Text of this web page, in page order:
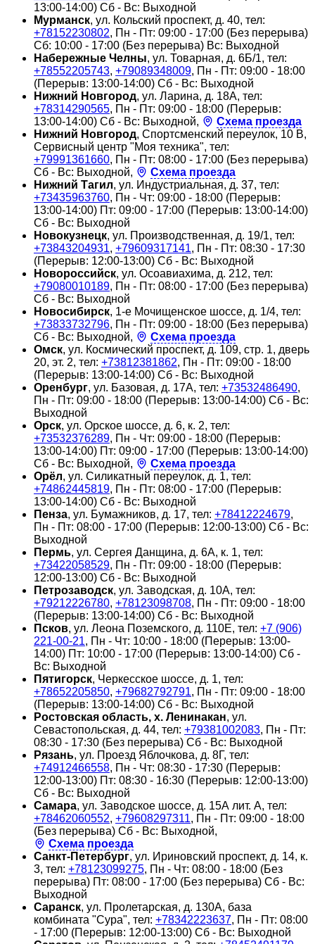
13:00-14:00) Сб - Вс: Выходной
Мурманск, ул. Кольский проспект, д. 40, тел:
+78152230802, Пн - Пт: 09:00 - 17:00 (Без перерыва)
Сб: 10:00 - 17:00 (Без перерыва) Вс: Выходной
Набережные Челны, ул. Товарная, д. 6Б/1, тел:
+78552205743, +79089348009, Пн - Пт: 09:00 - 18:00
(Перерыв: 13:00-14:00) Сб - Вс: Выходной
Нижний Новгород, ул. Ларина, д. 18А, тел:
+78314290565, Пн - Пт: 09:00 - 18:00 (Перерыв:
13:00-14:00) Сб - Вс: Выходной,
Схема проезда
Нижний Новгород, Спортсменский переулок, 10 В,
Сервисный центр "Моя техника", тел:
+79991361660, Пн - Пт: 08:00 - 17:00 (Без перерыва)
Сб - Вс: Выходной,
Схема проезда
Нижний Тагил, ул. Индустриальная, д. 37, тел:
+73435963760, Пн - Чт: 09:00 - 18:00 (Перерыв:
13:00-14:00) Пт: 09:00 - 17:00 (Перерыв: 13:00-14:00)
Сб - Вс: Выходной
Новокузнецк, ул. Производственная, д. 19/1, тел:
+73843204931, +79609317141, Пн - Пт: 08:30 - 17:30
(Перерыв: 12:00-13:00) Сб - Вс: Выходной
Новороссийск, ул. Осоавиахима, д. 212, тел:
+79080010189, Пн - Пт: 08:00 - 17:00 (Без перерыва)
Сб - Вс: Выходной
Новосибирск, 1-е Мочищенское шоссе, д. 1/4, тел:
+73833732796, Пн - Пт: 09:00 - 18:00 (Без перерыва)
Сб - Вс: Выходной,
Схема проезда
Омск, ул. Космический проспект, д. 109, стр. 1, дверь
20, эт. 2, тел: +73812381862, Пн - Пт: 09:00 - 18:00
(Перерыв: 13:00-14:00) Сб - Вс: Выходной
Оренбург, ул. Базовая, д. 17А, тел: +73532486490,
Пн - Пт: 09:00 - 18:00 (Перерыв: 13:00-14:00) Сб - Вс:
Выходной
Орск, ул. Орское шоссе, д. 6, к. 2, тел:
+73532376289, Пн - Чт: 09:00 - 18:00 (Перерыв:
13:00-14:00) Пт: 09:00 - 17:00 (Перерыв: 13:00-14:00)
Сб - Вс: Выходной,
Схема проезда
Орёл, ул. Силикатный переулок, д. 1, тел:
+74862445819, Пн - Пт: 08:00 - 17:00 (Перерыв:
13:00-14:00) Сб - Вс: Выходной
Пенза, ул. Бумажников, д. 17, тел: +78412224679,
Пн - Пт: 08:00 - 17:00 (Перерыв: 12:00-13:00) Сб - Вс:
Выходной
Пермь, ул. Сергея Данщина, д. 6А, к. 1, тел:
+73422058529, Пн - Пт: 09:00 - 18:00 (Перерыв:
12:00-13:00) Сб - Вс: Выходной
Петрозаводск, ул. Заводская, д. 10А, тел:
+79212226780, +78123098708, Пн - Пт: 09:00 - 18:00
(Перерыв: 13:00-14:00) Сб - Вс: Выходной
Псков, ул. Леона Поземского, д. 110Е, тел: +7 (906)
221-00-21, Пн - Чт: 10:00 - 18:00 (Перерыв: 13:00-
14:00) Пт: 10:00 - 17:00 (Перерыв: 13:00-14:00) Сб -
Вс: Выходной
Пятигорск, Черкесское шоссе, д. 1, тел:
+78652205850, +79682792791, Пн - Пт: 09:00 - 18:00
(Перерыв: 13:00-14:00) Сб - Вс: Выходной
Ростовская область, х. Ленинакан, ул.
Севастопольская, д. 44, тел: +79381002083, Пн - Пт:
08:30 - 17:30 (Без перерыва) Сб - Вс: Выходной
Рязань, ул. Проезд Яблочкова, д. 8Г, тел:
+74912466558, Пн - Чт: 08:30 - 17:30 (Перерыв:
12:00-13:00) Пт: 08:30 - 16:30 (Перерыв: 12:00-13:00)
Сб - Вс: Выходной
Самара, ул. Заводское шоссе, д. 15А лит. А, тел:
+78462060552, +79608297311, Пн - Пт: 09:00 - 18:00
(Без перерыва) Сб - Вс: Выходной,
Схема проезда
Санкт-Петербург, ул. Ириновский проспект, д. 14, к.
3, тел: +78123099275, Пн - Чт: 08:00 - 18:00 (Без
перерыва) Пт: 08:00 - 17:00 (Без перерыва) Сб - Вс:
Выходной
Саранск, ул. Пролетарская, д. 130А, база
комбината "Сура", тел: +78342223637, Пн - Пт: 08:00
- 17:00 (Перерыв: 12:00-13:00) Сб - Вс: Выходной